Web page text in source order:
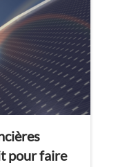
solution
baisse vos
plusieurs sites,
en France ?